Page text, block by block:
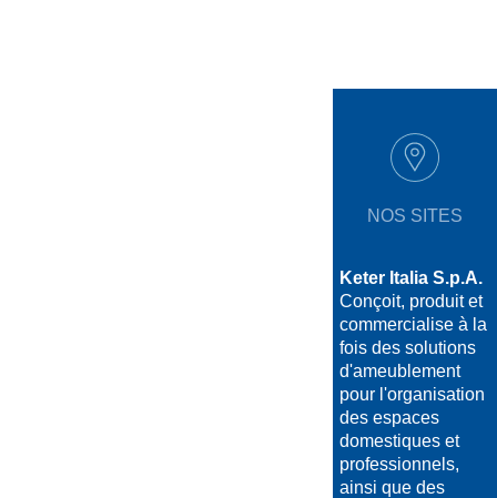
NOS SITES
Keter Italia S.p.A.
Conçoit, produit et
commercialise à la
fois des solutions
d'ameublement
pour l'organisation
des espaces
domestiques et
professionnels,
ainsi que des